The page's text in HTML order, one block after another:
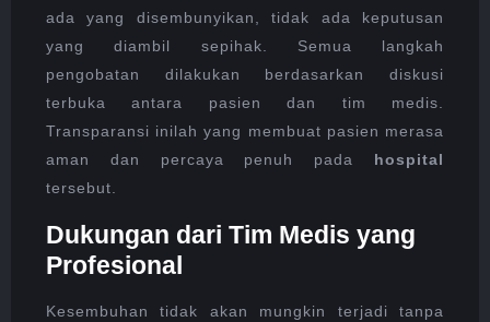
ada yang disembunyikan, tidak ada keputusan
yang diambil sepihak. Semua langkah
pengobatan dilakukan berdasarkan diskusi
terbuka antara pasien dan tim medis.
Transparansi inilah yang membuat pasien merasa
aman dan percaya penuh pada hospital
tersebut.
Dukungan dari Tim Medis yang
Profesional
Kesembuhan tidak akan mungkin terjadi tanpa